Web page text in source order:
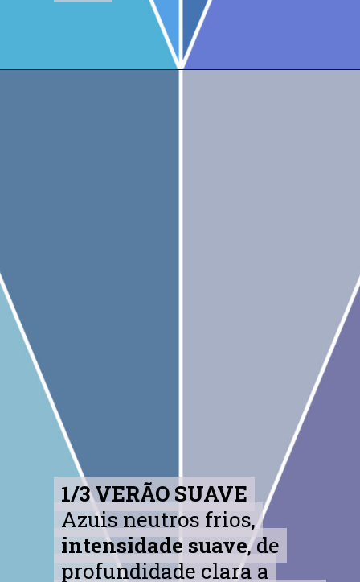
1/3 VERÃO SUAVE
Azuis neutros frios,
intensidade suave, de
profundidade clara a
1/3 VERÃO SUAVE
Azuis neutros frios,
intensidade suave, de
profundidade clara a